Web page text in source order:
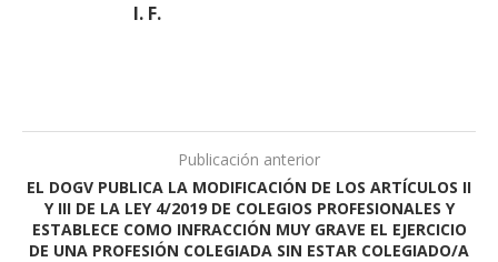
I. F.
Publicación anterior
EL DOGV PUBLICA LA MODIFICACIÓN DE LOS ARTÍCULOS II
Y III DE LA LEY 4/2019 DE COLEGIOS PROFESIONALES Y
ESTABLECE COMO INFRACCIÓN MUY GRAVE EL EJERCICIO
DE UNA PROFESIÓN COLEGIADA SIN ESTAR COLEGIADO/A